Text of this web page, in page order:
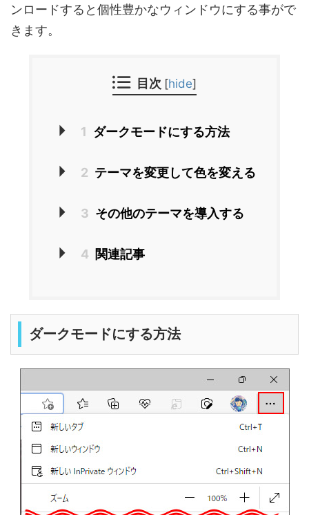
ンロードすると個性豊かなウィンドウにする事がで
きます。
目次 [hide]
1 ダークモードにする方法
2 テーマを変更して色を変える
3 その他のテーマを導入する
4 関連記事
ダークモードにする方法